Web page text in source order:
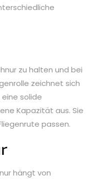
zu halten und bei
zeichnet sich
solide
Kapazität aus. Sie
passen.
hängt von